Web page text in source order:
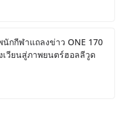
กกีฬาแถลงข่าว ONE 170
เวียนสู่ภาพยนตร์ฮอลลีวูด